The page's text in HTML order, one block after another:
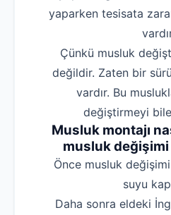
yaparken tesisata
Çünkü musluk
değildir. Zaten bir
vardır. Bu
değiştirmeyi
Musluk montajı
musluk değişimi
‌Önce musluk
suyu
‌Daha sonra eldeki